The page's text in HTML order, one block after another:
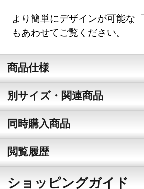
より簡単にデザインが可能な「
もあわせてご覧ください。
商品仕様
別サイズ・関連商品
同時購入商品
閲覧履歴
ショッピングガイド